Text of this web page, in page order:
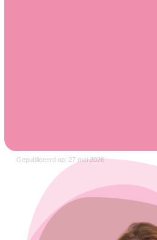
Gepubliceerd op: 27 mei 2026